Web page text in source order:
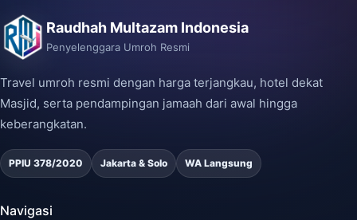
Raudhah Multazam Indonesia
Penyelenggara Umroh Resmi
Travel umroh resmi dengan harga terjangkau, hotel dekat
Masjid, serta pendampingan jamaah dari awal hingga
keberangkatan.
PPIU 378/2020 Jakarta & Solo WA Langsung
Navigasi